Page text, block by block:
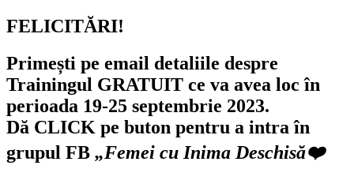
FELICITĂRI!
Primești pe email detaliile despre
Trainingul GRATUIT ce va avea locîn
perioada 19-25 septembrie 2023.
Dă CLICK pe buton pentru a intra în
grupul FB „Femei cu Inima Deschisă❤️